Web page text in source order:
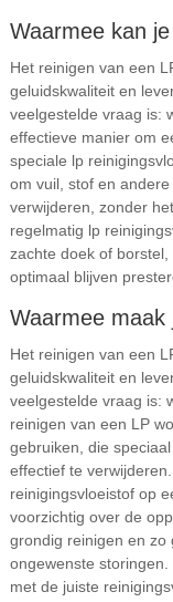
Waarmee kan
Het reinigen van een
geluidskwaliteit en
veelgestelde vraag is:
effectieve manier om
speciale lp
om vuil, stof en
verwijderen, zonder
regelmatig lp
zachte doek of borstel,
optimaal blijven
Waarmee maak
Het reinigen van een
geluidskwaliteit en
veelgestelde vraag is:
reinigen van een LP
gebruiken, die
effectief te
reinigingsvloeistof op
voorzichtig over de
grondig reinigen en zo
ongewenste storingen.
met de juiste